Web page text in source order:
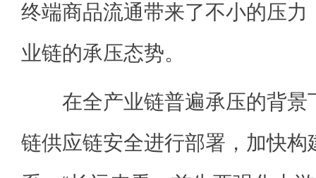
终端商品流通带来了不小的压力
业链的承压态势。
在全产业链普遍承压的背景
链供应链安全进行部署，加快构